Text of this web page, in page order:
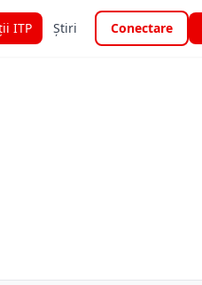
ITP Știri Conectare